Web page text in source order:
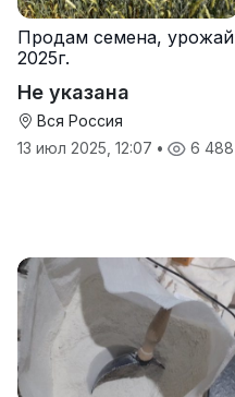
Продам семена, урожай
2025г.
Не указана
Вся Россия
13 июл 2025, 12:07 • 6 488